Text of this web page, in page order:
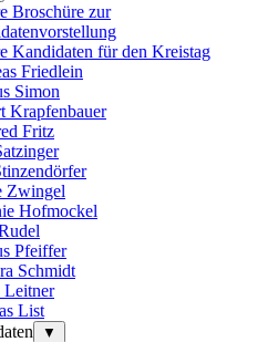
Broschüre zur
Kandidaten für den Kreistag
Friedlein
Simon
Krapfenbauer
Fritz
Zwingel
Hofmockel
Pfeiffer
Schmidt
Leitner
List
▼